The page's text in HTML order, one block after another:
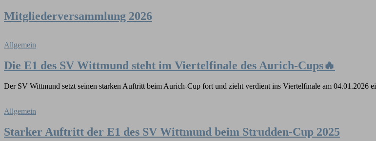
Mitgliederversammlung 2026
Allgemein
Die E1 des SV Wittmund steht im Viertelfinale des Aurich-Cups🔥
Der SV Wittmund setzt seinen starken Auftritt beim Aurich-Cup fort und zieht verdient ins Viertelfinale am 04.01.2026
Allgemein
Starker Auftritt der E1 des SV Wittmund beim Strudden-Cup 2025